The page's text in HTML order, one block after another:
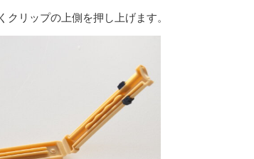
リップの上側を押し上げます。